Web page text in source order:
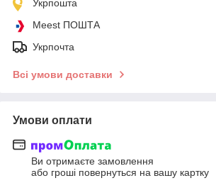
Укрпошта
Meest ПОШТА
Укрпочта
Всі умови доставки
Умови оплати
Ви отримаєте замовлення
або гроші повернуться на вашу картку